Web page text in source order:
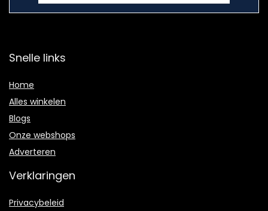
Snelle links
Home
Alles winkelen
Blogs
Onze webshops
Adverteren
Verklaringen
Privacybeleid